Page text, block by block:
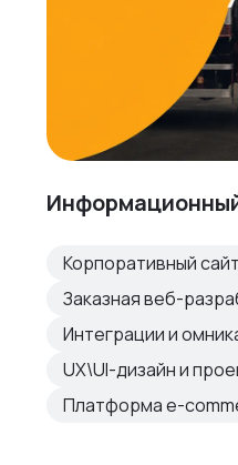
Корпоративный сайт
Заказная веб-
Интеграции и
UX\UI-дизайн и
Платформа e-